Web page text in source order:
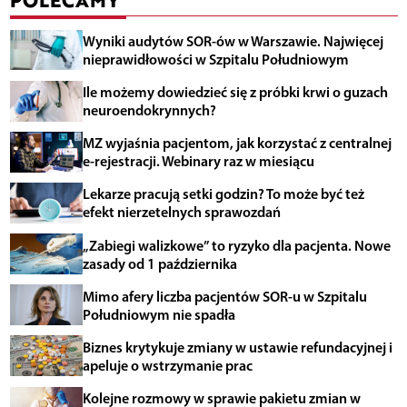
Wyniki audytów SOR-ów w Warszawie. Najwięcej
nieprawidłowości w Szpitalu Południowym
Ile możemy dowiedzieć się z próbki krwi o guzach
neuroendokrynnych?
MZ wyjaśnia pacjentom, jak korzystać z centralnej
e-rejestracji. Webinary raz w miesiącu
Lekarze pracują setki godzin? To może być też
efekt nierzetelnych sprawozdań
„Zabiegi walizkowe” to ryzyko dla pacjenta. Nowe
zasady od 1 października
Mimo afery liczba pacjentów SOR-u w Szpitalu
Południowym nie spadła
Biznes krytykuje zmiany w ustawie refundacyjnej i
apeluje o wstrzymanie prac
Kolejne rozmowy w sprawie pakietu zmian w